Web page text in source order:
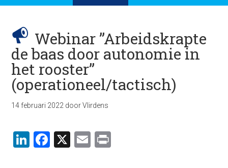
Webinar ”Arbeidskrapte
de baas door autonomie in
het rooster”
(operationeel/tactisch)
14 februari 2022 doorVlirdens
LinkedIn
Facebook
X Email